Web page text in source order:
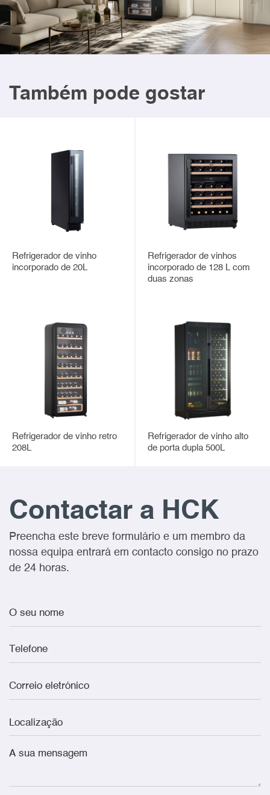
Também pode gostar
Refrigerador de vinho
incorporado de 20L
Refrigerador de vinhos
incorporado de 128 L com
duas zonas
Refrigerador de vinho retro
208L
Refrigerador de vinho alto
de porta dupla 500L
Contactar a HCK
Preencha este breve formulário e um membro da
nossa equipa entrará em contacto consigo no prazo
de 24 horas.